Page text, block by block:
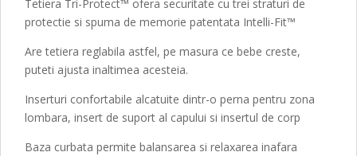
Tetiera Tri-Protect™ ofera securitate cu trei straturi de
protectie si spuma de memorie patentata Intelli-Fit™
Are tetiera reglabila astfel, pe masura ce bebe creste,
puteti ajusta inaltimea acesteia.
Inserturi confortabile alcatuite dintr-o perna pentru zona
lombara, insert de suport al capului si insertul de corp
Baza curbata permite balansarea si relaxarea inafara